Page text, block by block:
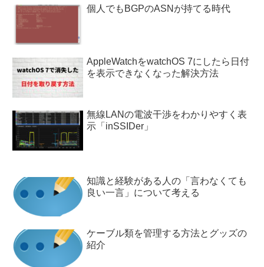
個人でもBGPのASNが持てる時代
AppleWatchをwatchOS 7にしたら日付
を表示できなくなった解決方法
無線LANの電波干渉をわかりやすく表
示「inSSIDer」
知識と経験がある人の「言わなくても
良い一言」について考える
ケーブル類を管理する方法とグッズの
紹介